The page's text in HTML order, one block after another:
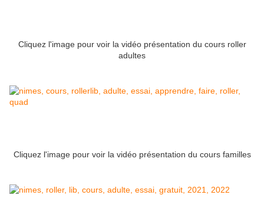
Cliquez l'image pour voir la vidéo présentation du cours roller
adultes
Cliquez l'image pour voir la vidéo présentation du cours familles